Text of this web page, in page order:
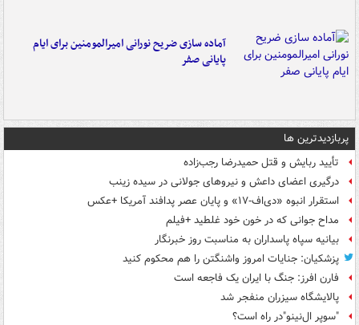
آماده سازی ضریح نورانی امیرالمومنین برای ایام
پایانی صفر
پربازدیدترین ها
تأیید ربایش و قتل حمیدرضا رجب‌زاده
درگیری اعضای داعش و نیروهای جولانی در سیده زینب
استقرار انبوه «دی‌اف‑۱۷» و پایان عصر پدافند آمریکا +عکس
مداح جوانی که در خون خود غلطید +فیلم
بیانیه سپاه پاسداران به مناسبت روز خبرنگار
پزشکیان: جنایات امروز واشنگتن را هم محکوم کنید
فارن افرز: جنگ با ایران یک فاجعه است
پالایشگاه سیزران منفجر شد
"سوپر ال‌نینو"در راه است؟